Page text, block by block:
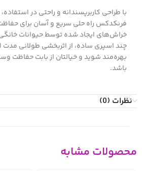
با طراحی کاربرپسندانه و راحتی در
فرنکدکس راه حلی سریع و آسان برای حفاظت
خراش‌های ایجاد شده توسط حیوانات
چند اسپری ساده، از اثربخشی طولانی
بهره‌مند شوید و خیالتان از بابت حفاظت
باشد.
نظرات (0)
محصولات مشابه